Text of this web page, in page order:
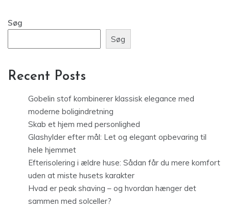
Søg
Søg
Recent Posts
Gobelin stof kombinerer klassisk elegance med
moderne boligindretning
Skab et hjem med personlighed
Glashylder efter mål: Let og elegant opbevaring til
hele hjemmet
Efterisolering i ældre huse: Sådan får du mere komfort
uden at miste husets karakter
Hvad er peak shaving – og hvordan hænger det
sammen med solceller?